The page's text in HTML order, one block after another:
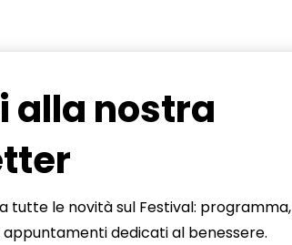
alla nostra
tutte le novità sul Festival: programma,
dedicati al benessere.